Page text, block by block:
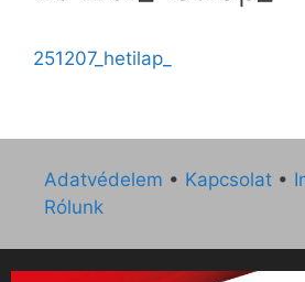
251207_hetilap_
Adatvédelem • Kapcsolat •
Rólunk